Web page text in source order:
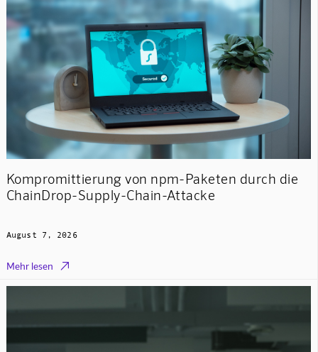
Kompromittierung von npm-Paketen durch die
ChainDrop-Supply-Chain-Attacke
August 7, 2026
Mehr lesen 